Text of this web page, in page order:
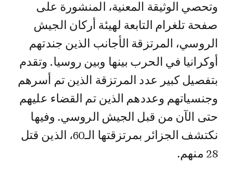
وتحصي الوثيقة المعنية، المنشورة على
صفحة تلغرام التابعة لهيئة أركان الجيش
الروسي، المرتزقة الأجانب الذين جندتهم
أوكرانيا في الحرب بينها وبين روسيا. وتقدم
بتفصيل كبير عدد المرتزقة الذين تم أسرهم
وجنسياتهم وعددهم الذين تم القضاء عليهم
حتى الآن من قبل الجيش الروسي. وفيها
نكتشف الجزائر بمرتزقتها الـ60، الذين قتل
28 منهم.